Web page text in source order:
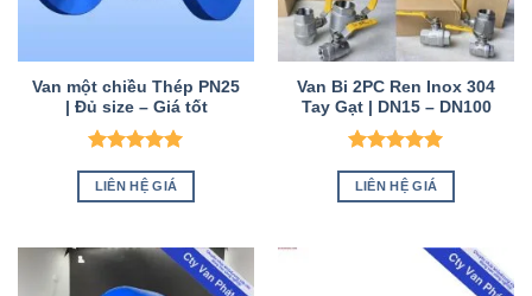
Van một chiều Thép PN25
| Đủ size – Giá tốt
Được xếp
hạng55
sao
LIÊN HỆ GIÁ
Van Bi 2PC Ren Inox 304
Tay Gạt | DN15 – DN100
Được xếp
hạng55
sao
LIÊN HỆ GIÁ